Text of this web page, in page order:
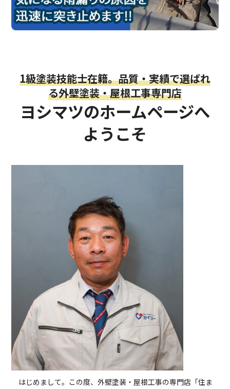
1級塗装技能士在籍。品質・実績で選ばれ
る外壁塗装・屋根工事専門店
ヨシマツのホームページへ
ようこそ
はじめまして。この度、外壁塗装・屋根工事の専門店「住ま